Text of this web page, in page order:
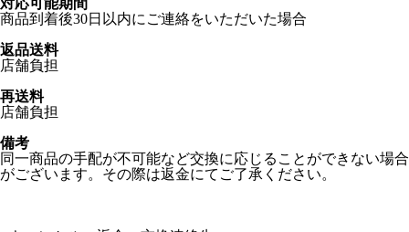
対応可能期間
商品到着後30日以内にご連絡をいただいた場合
返品送料
店舗負担
再送料
店舗負担
備考
同一商品の手配が不可能など交換に応じることができない場合
がございます。その際は返金にてご了承ください。